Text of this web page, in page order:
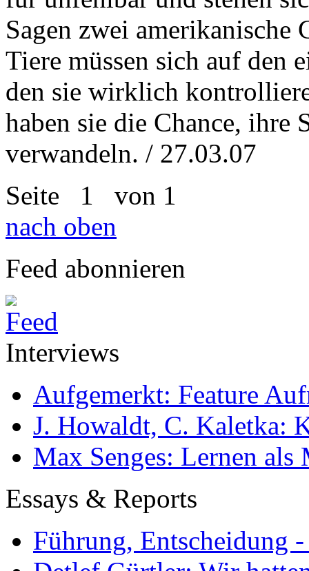
Sagen zwei
Tiere müssen sich auf den
den sie wirklich
haben sie die Chance, ihre
verwandeln. / 27.03.07
Seite 1 von 1
nach oben
Feed abonnieren
Interviews
Aufgemerkt: Feature
J. Howaldt, C. Kaletka:
Max Senges: Lernen als
Essays & Reports
Führung, Entscheidung